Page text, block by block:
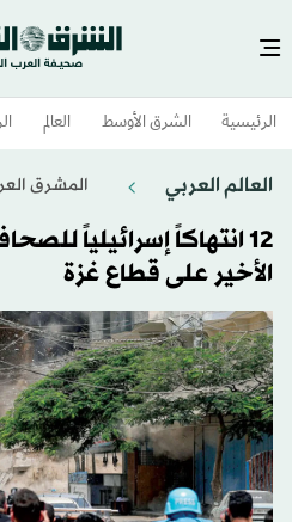
الرئيسية الشرق الأوسط​ العالم
العالم العربي المشرق
12 انتهاكاً إسرائيلياً
الأخير على قطاع غزة